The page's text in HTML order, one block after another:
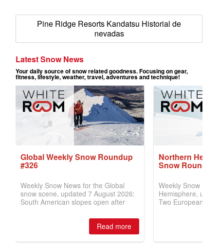
Pine Ridge Resorts Kandatsu Historial de
nevadas